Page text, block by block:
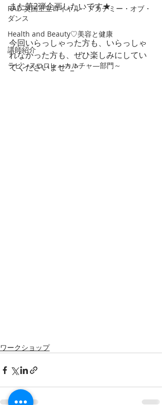
RAD 英国王立ロイヤル・アカデミー・オブ・
ダンス
Health and Beauty♡美容と健康
講師紹介
ラピンヌコロレ～カルチャ―部門～
また第2弾企画したいです★
今回いらっしゃった方も、いらっしゃ
れなかった方も、ぜひ楽しみにしてい
てくださいませ^_^
ワークショップ